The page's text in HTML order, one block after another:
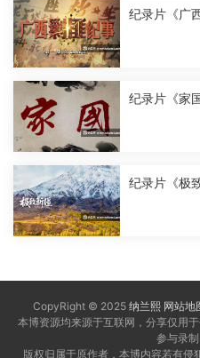
纪录片《广
纪录片《家
纪录片《极
CopyRight © 2025 纳兰熙 网站地
本博资源均来源于互联网，分享仅用
参与录制
版权归属于原作者，本博内容若有侵